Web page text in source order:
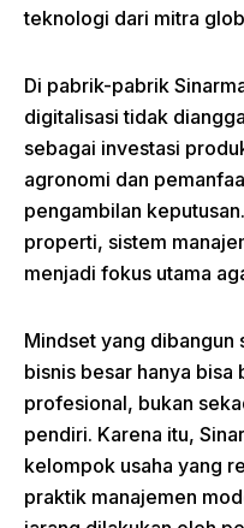
teknologi dari mitra
Di pabrik-pabrik
digitalisasi tidak
sebagai investasi
agronomi dan
pengambilan
properti, sistem
menjadi fokus utama
Mindset yang dibangun
bisnis besar hanya
profesional, bukan
pendiri. Karena itu,
kelompok usaha yang
praktik manajemen